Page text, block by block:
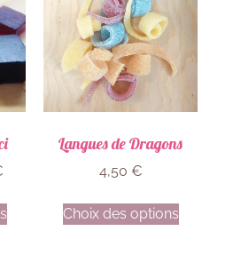
Langues de Dragons
4,50 €
Choix des options